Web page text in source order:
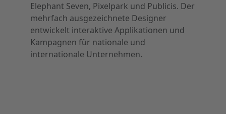
Elephant Seven, Pixelpark und Publicis. Der
mehrfach ausgezeichnete Designer
entwickelt interaktive Applikationen und
Kampagnen für nationale und
internationale Unternehmen.